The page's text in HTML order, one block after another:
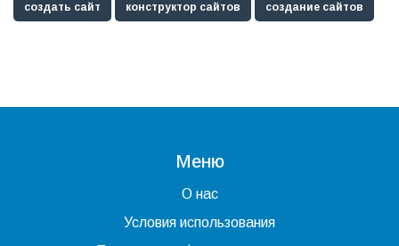
создать сайт конструктор сайтов создание сайтов
Меню
О нас
Условия использования